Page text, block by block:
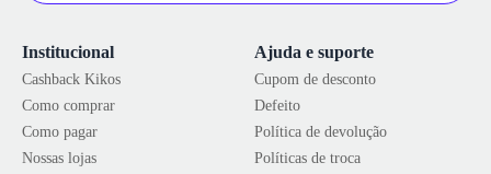
Institucional
Cashback Kikos
Como comprar
Como pagar
Nossas lojas
Ajuda e suporte
Cupom de desconto
Defeito
Política de devolução
Políticas de troca